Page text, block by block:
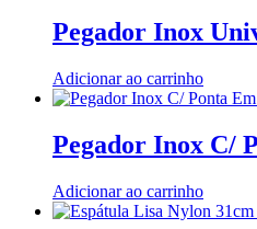
Pegador Inox
Adicionar ao carrinho
Pegador Inox C/
Adicionar ao carrinho